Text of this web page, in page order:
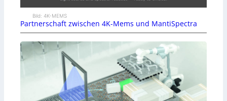
Bild: 4K-MEMS
Partnerschaft zwischen 4K-Mems und MantiSpectra